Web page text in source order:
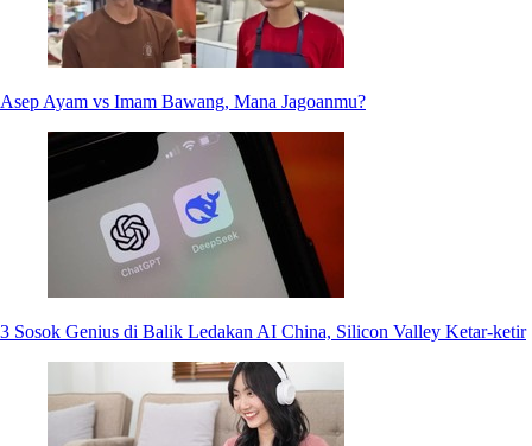
Asep Ayam vs Imam Bawang, Mana Jagoanmu?
3 Sosok Genius di Balik Ledakan AI China, Silicon Valley Ketar-ketir